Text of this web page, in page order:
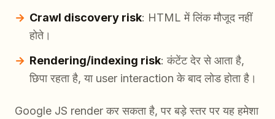
Crawl discovery risk: HTML में लिंक मौजूद नहीं
होते।
Rendering/indexing risk: कंटेंट देर से आता है,
छिपा रहता है, या user interaction के बाद लोड होता है।
Google JS render कर सकता है, पर बड़े स्तर पर यह हमेशा